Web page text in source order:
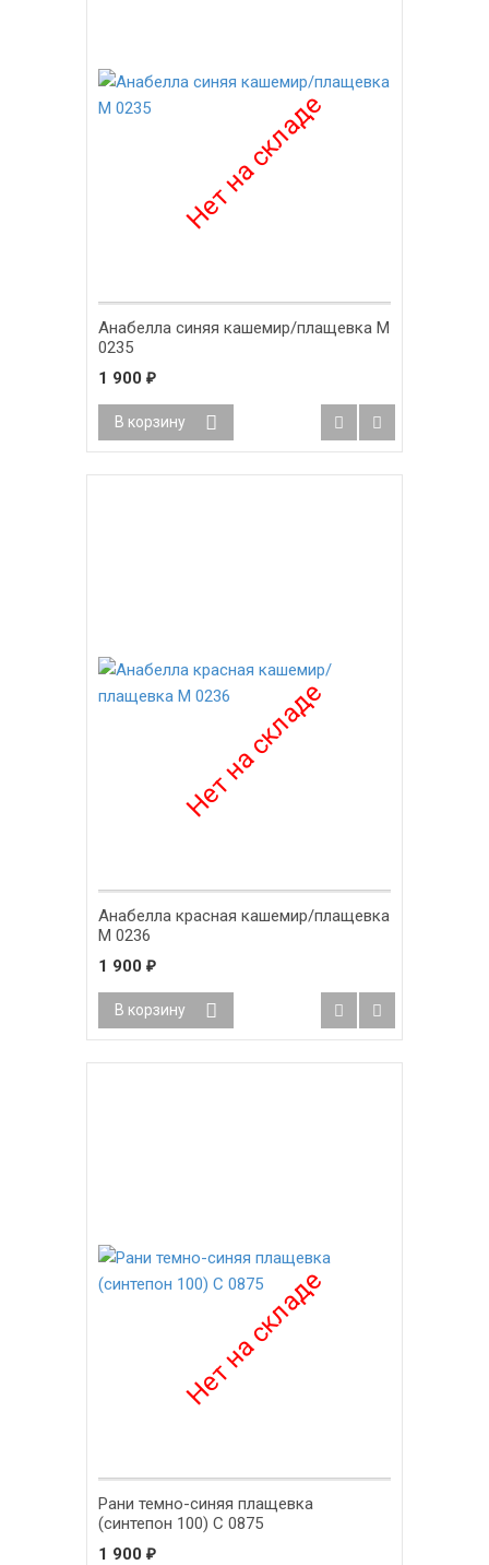
Анабелла синяя кашемир/плащевка М
0235
1 900 ₽
В корзину
Анабелла красная кашемир/плащевка
М 0236
1 900 ₽
В корзину
Рани темно-синяя плащевка
(синтепон 100) С 0875
1 900 ₽